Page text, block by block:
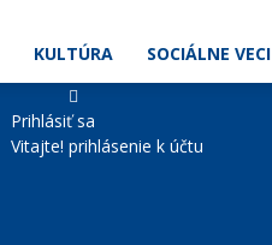
KULTÚRA SOCIÁLNE VECI
Prihlásiť sa
Vitajte! prihlásenie k účtu